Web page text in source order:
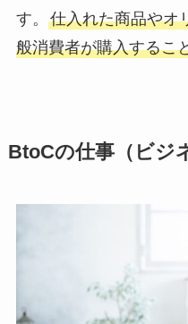
す。 仕入れた商品やオ
般消費者が購入するこ
BtoCの仕事（ビジ